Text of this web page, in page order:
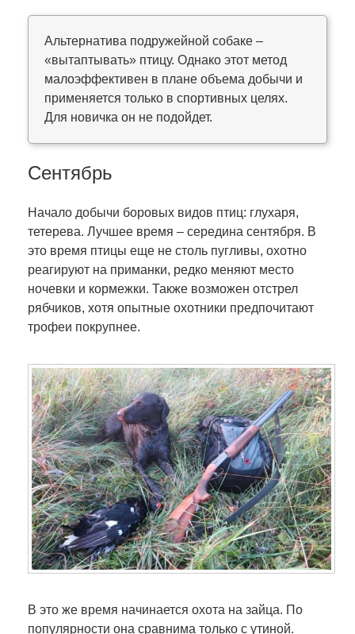
Альтернатива подружейной собаке –
«вытаптывать» птицу. Однако этот метод
малоэффективен в плане объема добычи и
применяется только в спортивных целях.
Для новичка он не подойдет.
Сентябрь
Начало добычи боровых видов птиц: глухаря,
тетерева. Лучшее время – середина сентября. В
это время птицы еще не столь пугливы, охотно
реагируют на приманки, редко меняют место
ночевки и кормежки. Также возможен отстрел
рябчиков, хотя опытные охотники предпочитают
трофеи покрупнее.
В это же время начинается охота на зайца. По
популярности она сравнима только с утиной.